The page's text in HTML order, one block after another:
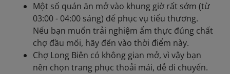
Một số quán ăn mở vào khung giờ rất sớm (từ
03:00 - 04:00 sáng) để phục vụ tiểu thương.
Nếu bạn muốn trải nghiệm ẩm thực đúng chất
chợ đầu mối, hãy đến vào thời điểm này.
Chợ Long Biên có không gian mở, vì vậy bạn
nên chọn trang phục thoải mái, dễ di chuyển.